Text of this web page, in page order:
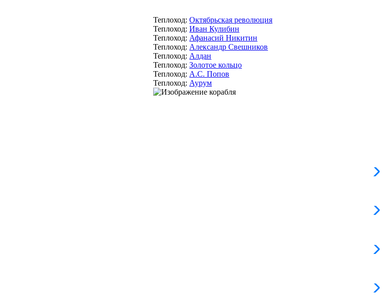
Теплоход:Октябрьская революция
Теплоход:Иван Кулибин
Теплоход: Афанасий Никитин
Теплоход: Александр Свешников
Теплоход: Алдан
Теплоход:Золотое кольцо
Теплоход: А.С. Попов
Теплоход: Аурум